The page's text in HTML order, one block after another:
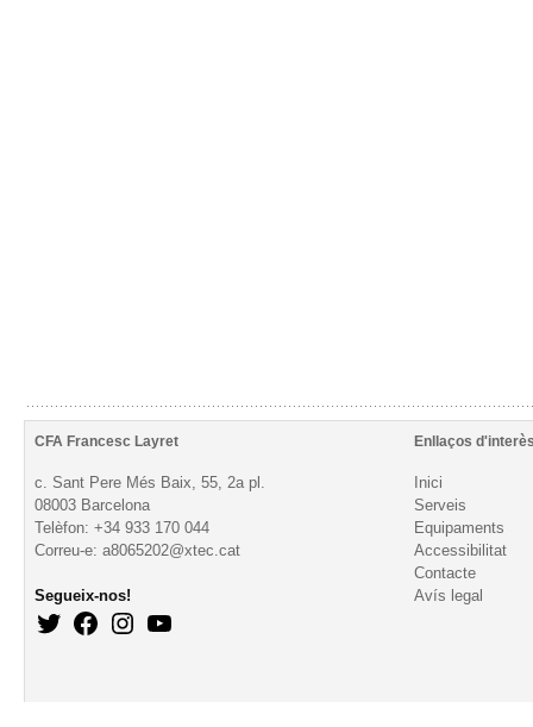
CFA Francesc Layret Enllaços
c. Sant Pere Més Baix, 55, 2a pl.
08003 Barcelona
Telèfon: +34 933 170 044
Correu-e: a8065202@xtec.cat
Segueix-nos!
Inici
Serveis
Equipaments
Accessibilitat
Contacte
Avís legal